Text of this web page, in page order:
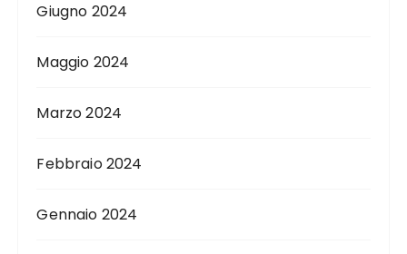
Giugno 2024
Maggio 2024
Marzo 2024
Febbraio 2024
Gennaio 2024